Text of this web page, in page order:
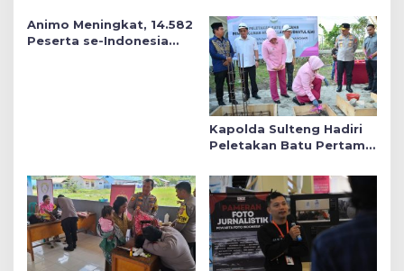
Sosial dalam Kebijakan
Publik
Daerah
Animo Meningkat, 14.582
Peserta se-Indonesia
Kapolda Sulteng Hadiri
Peletakan Batu Pertama
di Sekolah YKB